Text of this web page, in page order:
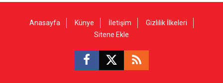
Anasayfa Künye İletişim
Gizlilik İlkeleri
Sitene Ekle